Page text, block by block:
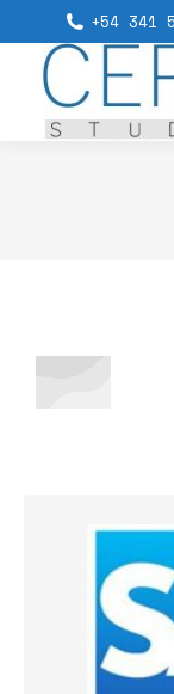
+54 341